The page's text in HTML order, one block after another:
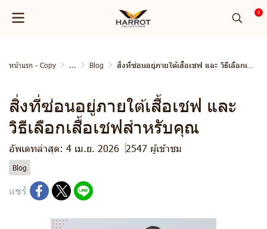
0
หน้าแรก - Copy ... Blog สิ่งที่ซ่อนอยู่ภายใต้เสื้อเชฟ และ วิธีเลือกเสื้อเชฟสำหรับคุณ
สิ่งที่ซ่อนอยู่ภายใต้เสื้อเชฟ และ
วิธีเลือกเสื้อเชฟสำหรับคุณ
อัพเดทล่าสุด: 4 เม.ย. 2026 2547 ผู้เข้าชม
Blog
แชร์